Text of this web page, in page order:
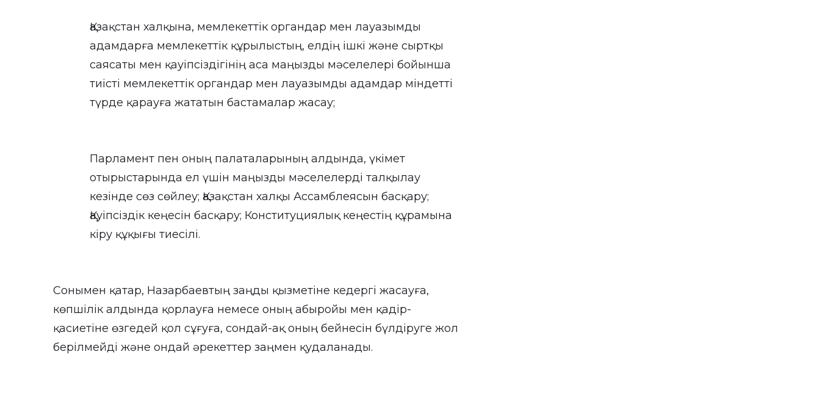
Қазақстан халқына, мемлекеттік органдар мен лауазымды
адамдарға мемлекеттік құрылыстың, елдің ішкі және сыртқы
саясаты мен қауіпсіздігінің аса маңызды мәселелері бойынша
тиісті мемлекеттік органдар мен лауазымды адамдар міндетті
түрде қарауға жататын бастамалар жасау;
Парламент пен оның палаталарының алдында, үкімет
отырыстарында ел үшін маңызды мәселелерді талқылау
кезінде сөз сөйлеу; Қазақстан халқы Ассамблеясын басқару;
Қауіпсіздік кеңесін басқару; Конституциялық кеңестің құрамына
кіру құқығы тиесілі.
Сонымен қатар, Назарбаевтың заңды қызметіне кедергі жасауға,
көпшілік алдында қорлауға немесе оның абыройы мен қадір-
қасиетіне өзгедей қол сұғуға, сондай-ақ оның бейнесін бүлдіруге жол
берілмейді және ондай әрекеттер заңмен қудаланады.